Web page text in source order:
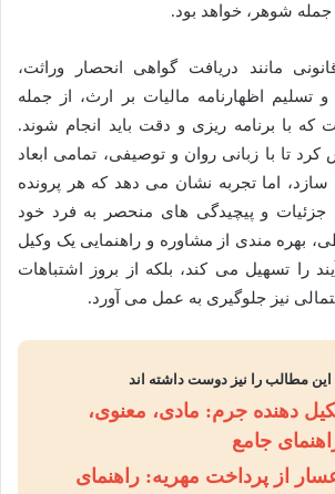
جمله شوهر، خواهد بود.
مانند دریافت گواهی انحصار وراثت،
تسلیم اظهارنامه مالیات بر ارث، از جمله
با برنامه ریزی و دقت باید انجام شوند.
کرد تا با زبانی روان و توصیفی، تمامی ابعاد
اما تجربه نشان می دهد که هر پرونده
جزئیات و پیچیدگی های منحصر به فرد خود
بهره مندی از مشاوره و راهنمایی یک وکیل
را تسهیل می کند، بلکه از بروز اشتباهات
نیز جلوگیری به عمل می آورد.
مطالب را نیز دوست داشته اند
دهنده جرم: مادی، معنوی،
جامع
از پرداخت مهریه: راهنمای